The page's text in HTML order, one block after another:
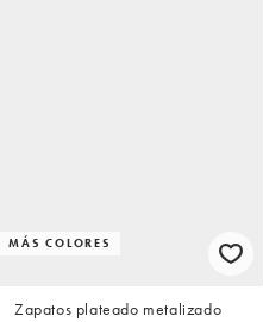
MÁS COLORES
Zapatos plateado metalizado